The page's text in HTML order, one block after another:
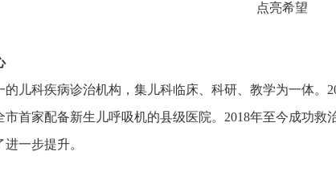
点亮希望
儿科疾病诊治机构，集儿科临床、科研、教学为一体。
首家配备新生儿呼吸机的县级医院。2018年至今成功
一步提升。